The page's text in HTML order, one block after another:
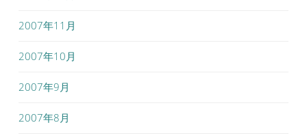
2007年11月
2007年10月
2007年9月
2007年8月